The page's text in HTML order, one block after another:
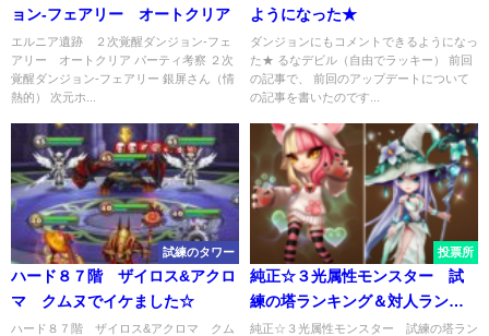
ョン-フェアリー オートクリア
エルニア遺跡 ２次覚醒ダンジョン-フェ
アリー オートクリア パーティ考察 ２次
覚醒ダンジョン-フェアリー 銀屏さん（情
熱的） 次元ホ...
ようになった★
ダンジョンにもコメントできるようになっ
た★ るなデビル（自由でラッキー） 前回
の記事で、 前回のアップデートについて
の記事を書いたのです...
試練のタワー
ハード８７階 ザイロス&アクロ
マ クムヌでイケました☆
ハード８７階 ザイロス&アクロマ クム
投票所
純正☆３光属性モンスター 試
練の塔ランキング＆対人ランキ
ング
純正☆３光属性モンスター 試練の塔ラン